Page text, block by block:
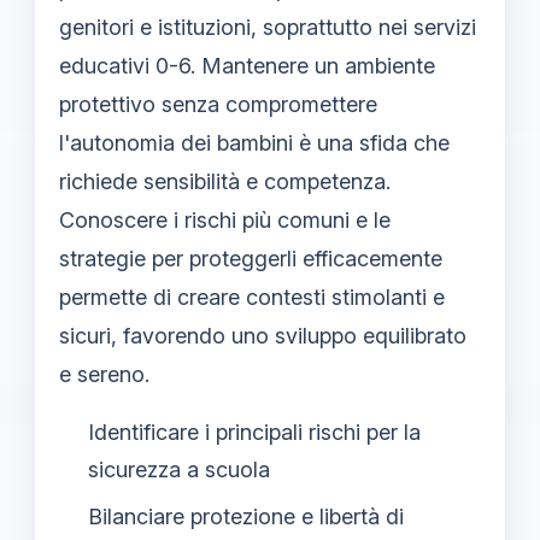
genitori e istituzioni, soprattutto nei servizi
educativi 0-6. Mantenere un ambiente
protettivo senza compromettere
l'autonomia dei bambini è una sfida che
richiede sensibilità e competenza.
Conoscere i rischi più comuni e le
strategie per proteggerli efficacemente
permette di creare contesti stimolanti e
sicuri, favorendo uno sviluppo equilibrato
e sereno.
Identificare i principali rischi per la
sicurezza a scuola
Bilanciare protezione e libertà di